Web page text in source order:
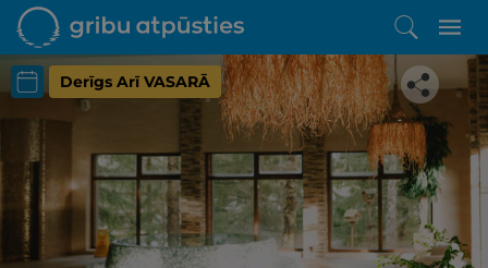
Derīgs Arī VASARĀ
Iepatikās šis piedāvājums?